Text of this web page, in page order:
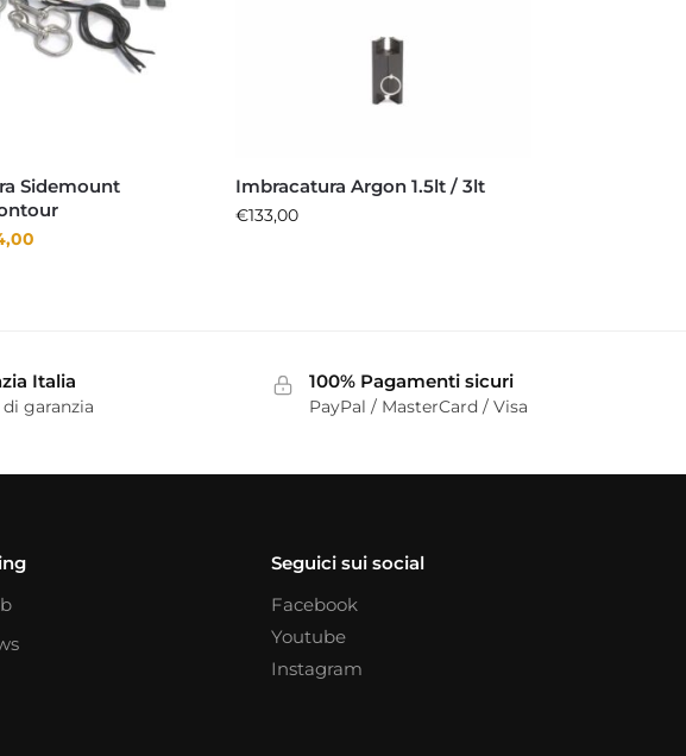
Sidemount
Imbracatura Argon 1.5lt / 3lt
€133,00
Italia
garanzia
100% Pagamenti sicuri
PayPal / MasterCard / Visa
Seguici sui social
Facebook
Youtube
Instagram